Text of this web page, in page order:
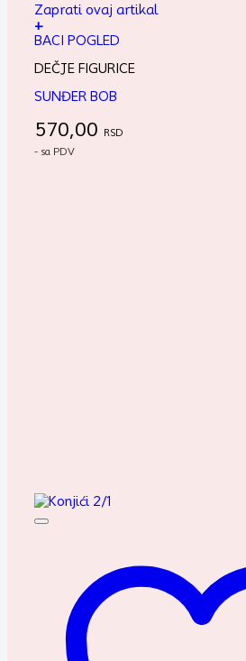
Zaprati ovaj artikal
+
BACI POGLED
DEČJE FIGURICE
SUNĐER BOB
570,00 RSD
- sa PDV